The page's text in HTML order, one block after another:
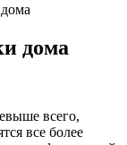
дома
всего,
все более